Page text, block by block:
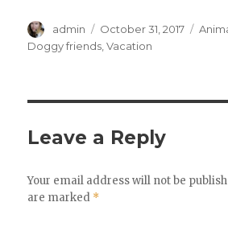
Author
admin
Posted
on
October 31, 2017
Doggy friends ,Vacation
Leave a Reply
Your email address will not be
are marked *